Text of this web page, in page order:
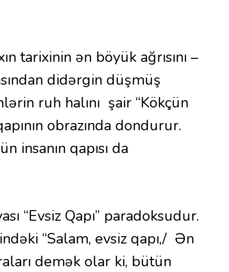
tarixinin ən böyük ağrısını –
didərgin düşmüş
ruh halını şair “Kökçün
obrazında dondurur.
insanın qapısı da
“Evsiz Qapı” paradoksudur.
“Salam, evsiz qapı,/ Ən
demək olar ki, bütün